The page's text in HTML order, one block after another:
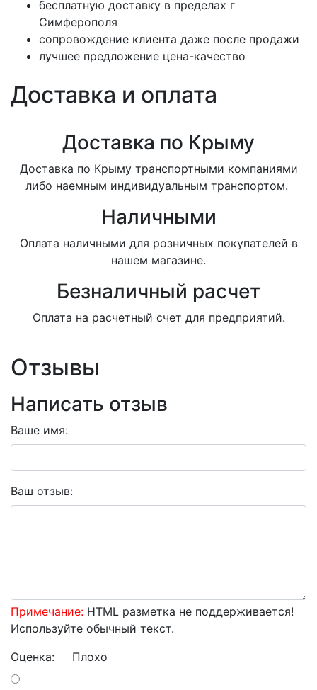
бесплатную доставку в пределах г
Симферополя
сопровождение клиента даже после продажи
лучшее предложение цена-качество
Доставка и оплата
Доставка по Крыму
Доставка по Крыму транспортными компаниями
либо наемным индивидуальным транспортом.
Наличными
Оплата наличными для розничных покупателей в
нашем магазине.
Безналичный расчет
Оплата на расчетный счет для предприятий.
Отзывы
Написать отзыв
Ваше имя:
Ваш отзыв:
Примечание: HTML разметка не поддерживается!
Используйте обычный текст.
Оценка: Плохо